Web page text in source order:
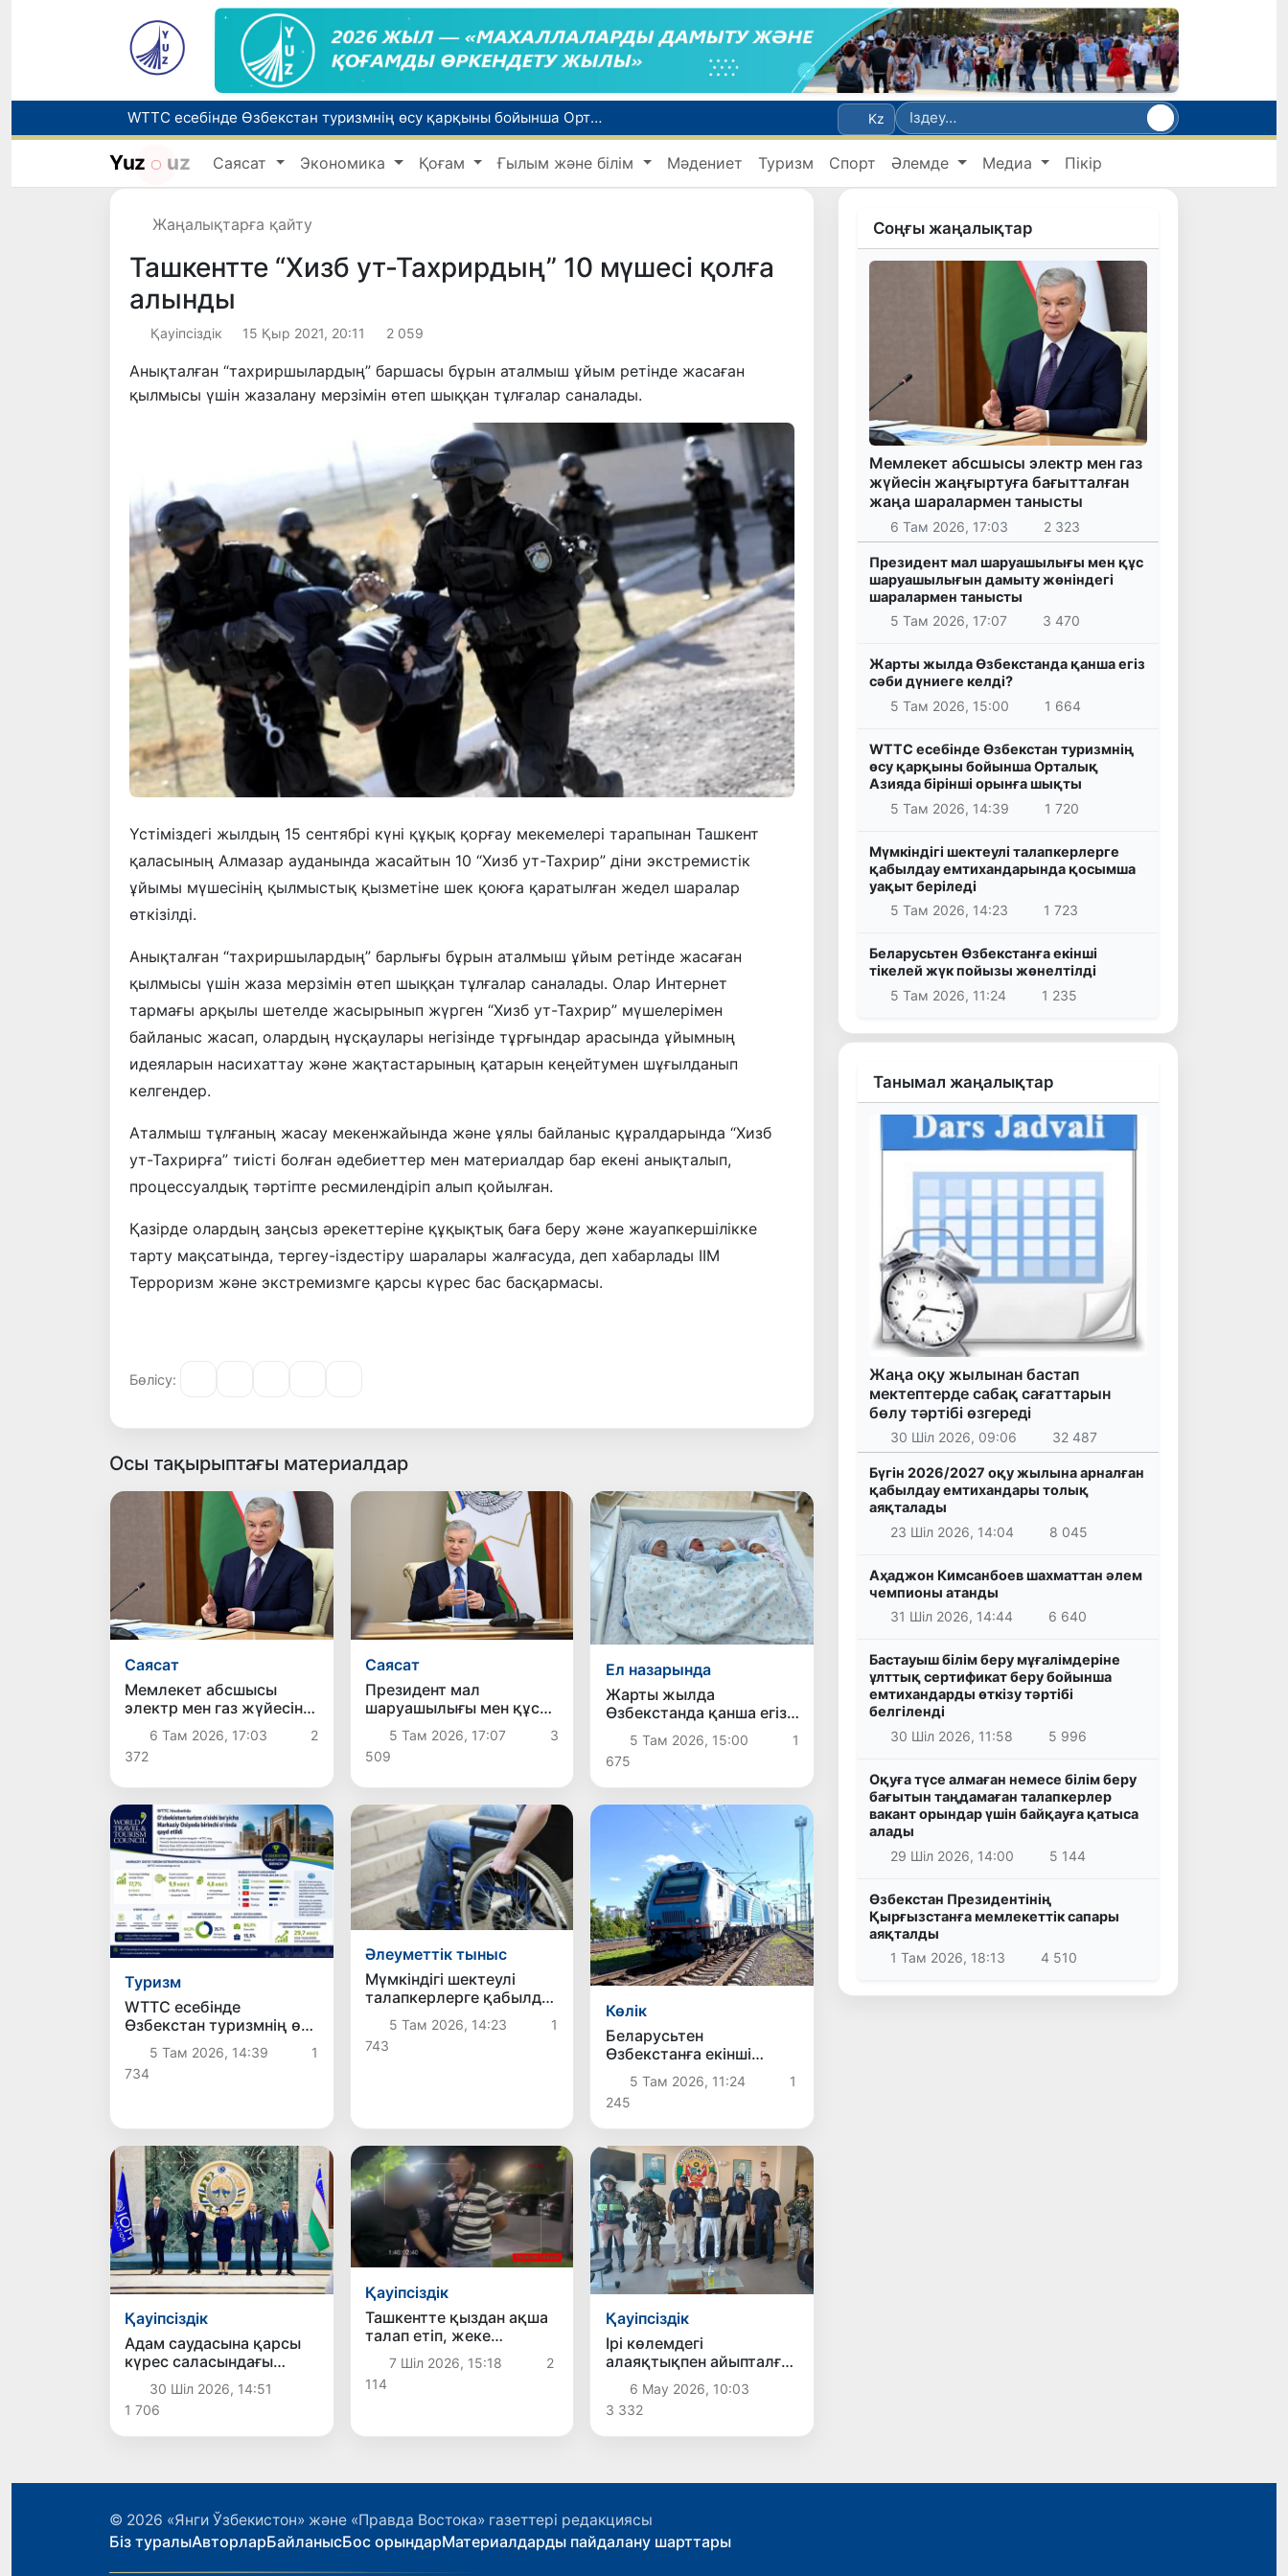
WTTC есебінде Өзбекстан туризмнің өсу қарқыны бойынша Орталық Азияда бірінші орынға шықты
Мүмкіндігі шектеулі талапкерлерге қабылдау емтихандарында қосымша уақыт беріледі
Беларусьтен Өзбекстанға екінші тікелей жүк пойызы жөнелтілді
Жарты жылда Өзбекстанда қанша егіз сәби дүниеге келді?
Kz
Yuz uz Саясат Экономика Қоғам Ғылым және білім Мәдениет Туризм Спорт Әлемде Медиа Пікір
Жаңалықтарға қайту
Ташкентте “Хизб ут-Тахрирдың” 10 мүшесі қолға
алынды
Қауіпсіздік 15 Қыр 2021, 20:11 2 059
Анықталған “тахриршылардың” баршасы бұрын аталмыш ұйым ретінде жасаған
қылмысы үшін жазалану мерзімін өтеп шыққан тұлғалар саналады.
Үстіміздегі жылдың 15 сентябрі күні құқық қорғау мекемелері тарапынан Ташкент
қаласының Алмазар ауданында жасайтын 10 “Хизб ут-Тахрир” діни экстремистік
ұйымы мүшесінің қылмыстық қызметіне шек қоюға қаратылған жедел шаралар
өткізілді.
Анықталған “тахриршылардың” барлығы бұрын аталмыш ұйым ретінде жасаған
қылмысы үшін жаза мерзімін өтеп шыққан тұлғалар саналады. Олар Интернет
тармағы арқылы шетелде жасырынып жүрген “Хизб ут-Тахрир” мүшелерімен
байланыс жасап, олардың нұсқаулары негізінде тұрғындар арасында ұйымның
идеяларын насихаттау және жақтастарының қатарын кеңейтумен шұғылданып
келгендер.
Аталмыш тұлғаның жасау мекенжайында және ұялы байланыс құралдарында “Хизб
ут-Тахрирға” тиісті болған әдебиеттер мен материалдар бар екені анықталып,
процессуалдық тәртіпте ресмилендіріп алып қойылған.
Қазірде олардың заңсыз әрекеттеріне құқықтық баға беру және жауапкершілікке
тарту мақсатында, тергеу-іздестіру шаралары жалғасуда, деп хабарлады ІІМ
Терроризм және экстремизмге қарсы күрес бас басқармасы.
Бөлісу:
Осы тақырыптағы материалдар
Саясат
Мемлекет абсшысы
электр мен газ жүйесін
жаңғыртуға бағытталған
жаңа шаралармен
танысты
6 Там 2026, 17:03
2
372
Саясат
Президент мал
шаруашылығы мен құс
шаруашылығын дамыту
жөніндегі шаралармен
танысты
5 Там 2026, 17:07
3
509
Ел назарында
Жарты жылда
Өзбекстанда қанша егіз
сәби дүниеге келді?
5 Там 2026, 15:00
1
675
Туризм
WTTC есебінде
Өзбекстан туризмнің өсу
қарқыны бойынша
Орталық Азияда бірінші
орынға шықты
5 Там 2026, 14:39
1
734
Әлеуметтік тыныс
Мүмкіндігі шектеулі
талапкерлерге қабылдау
емтихандарында
қосымша уақыт беріледі
5 Там 2026, 14:23
1
743
Көлік
Беларусьтен
Өзбекстанға екінші
тікелей жүк пойызы
жөнелтілді
5 Там 2026, 11:24
1
245
Қауіпсіздік
Адам саудасына қарсы
күрес саласындағы
ұлттық және аймақтық
ынтымақтастықтың
жаңа басым бағыттары
белгіленді
30 Шіл 2026, 14:51
1 706
Қауіпсіздік
Ташкентте қыздан ақша
талап етіп, жеке
материалдарын
таратамын деп
қорқытқан жігіт
7 Шіл 2026, 15:18
2
114
Қауіпсіздік
Ірі көлемдегі
алаяқтықпен айыпталған
адам Перуден
Өзбекстанға
экстрадицияланды
6 Мау 2026, 10:03
3 332
Соңғы жаңалықтар
Мемлекет абсшысы электр мен газ
жүйесін жаңғыртуға бағытталған
жаңа шаралармен танысты
6 Там 2026, 17:03 2 323
Президент мал шаруашылығы мен құс
шаруашылығын дамыту жөніндегі
шаралармен танысты
5 Там 2026, 17:07
3 470
Жарты жылда Өзбекстанда қанша егіз
сәби дүниеге келді?
5 Там 2026, 15:00
1 664
WTTC есебінде Өзбекстан туризмнің
өсу қарқыны бойынша Орталық
Азияда бірінші орынға шықты
5 Там 2026, 14:39
1 720
Мүмкіндігі шектеулі талапкерлерге
қабылдау емтихандарында қосымша
уақыт беріледі
5 Там 2026, 14:23
1 723
Беларусьтен Өзбекстанға екінші
тікелей жүк пойызы жөнелтілді
5 Там 2026, 11:24
1 235
Танымал жаңалықтар
Жаңа оқу жылынан бастап
мектептерде сабақ сағаттарын
бөлу тәртібі өзгереді
30 Шіл 2026, 09:06 32 487
Бүгін 2026/2027 оқу жылына арналған
қабылдау емтихандары толық
аяқталады
23 Шіл 2026, 14:04
8 045
Аҳаджон Кимсанбоев шахматтан әлем
чемпионы атанды
31 Шіл 2026, 14:44
6 640
Бастауыш білім беру мұғалімдеріне
ұлттық сертификат беру бойынша
емтихандарды өткізу тәртібі
белгіленді
30 Шіл 2026, 11:58
5 996
Оқуға түсе алмаған немесе білім беру
бағытын таңдамаған талапкерлер
вакант орындар үшін байқауға қатыса
алады
29 Шіл 2026, 14:00
5 144
Өзбекстан Президентінің
Қырғызстанға мемлекеттік сапары
аяқталды
1 Там 2026, 18:13
4 510
© 2026 «Янги Ўзбекистон» және «Правда Востока» газеттері редакциясы
Біз туралыАвторларБайланысБос орындарМатериалдарды пайдалану шарттары